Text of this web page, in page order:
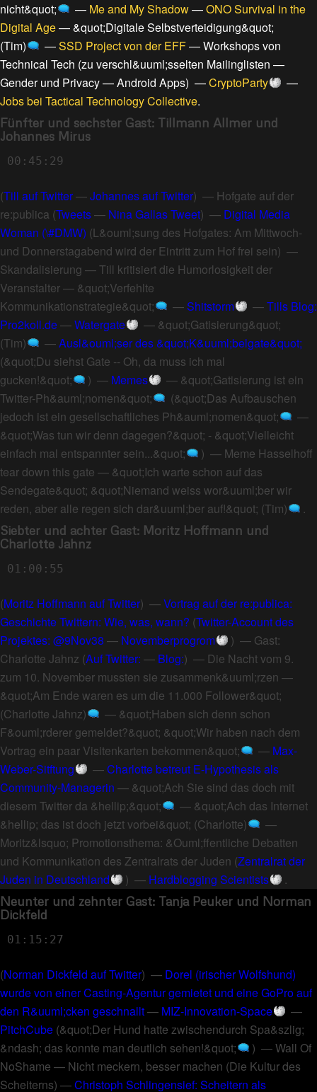
nicht&quot;
— Me and My Shadow—ONO Survival in the
Digital Age—&quot;Digitale Selbstverteidigung&quot;
(Tim)
—SSD Project von der EFF—Workshops von
Technical Tech (zu verschl&uuml;sselten Mailinglisten —
Gender und Privacy—Android Apps) —CryptoParty
—
Jobs bei Tactical Technology Collective.
Fünfter und sechster Gast: Tillmann Allmer und
Johannes Mirus
00:45:29
(Till auf Twitter—Johannes auf Twitter) — Hofgate auf der
re:publica (Tweets— Nina Gallas Tweet) — Digital Media
Woman (\#DMW) (L&ouml;sung des Hofgates: Am Mittwoch-
und Donnerstagabend wird der Eintritt zum Hof frei sein) —
Skandalisierung —Till kritisiert die Humorlosigkeit der
Veranstalter— &quot;Verfehlte
Kommunikationstrategie&quot;
—Shitstorm —Tills Blog:
Pro2koll.de—Watergate — &quot;Gatisierung&quot;
(Tim)
—Ausl&ouml;ser des &quot;K&uuml;belgate&quot;
(&quot;Du siehst Gate -- Oh, da muss ich mal
gucken!&quot;
) — Memes — &quot;Gatisierung ist ein
Twitter-Ph&auml;nomen&quot;
(&quot;Das Aufbauschen
jedoch ist ein gesellschaftliches Ph&auml;nomen&quot;
—
&quot;Was tun wir denn dagegen?&quot; - &quot;Vielleicht
einfach mal entspannter sein...&quot;
) — Meme Hasselhoff
tear down this gate — &quot;Ich warte schon auf das
Sendegate&quot; &quot;Niemand weiss wor&uuml;ber wir
reden, aber alle regen sich dar&uuml;ber auf!&quot; (Tim)
.
Siebter und achter Gast: Moritz Hoffmann und
Charlotte Jahnz
01:00:55
(Moritz Hoffmann auf Twitter) —Vortrag auf der re:publica:
Geschichte Twittern: Wie, was, wann? (Twitter-Account des
Projektes: @9Nov38 — Novemberprogrom ) — Gast:
Charlotte Jahnz (Auf Twitter: — Blog:) — Die Nacht vom 9.
zum 10. November mussten sie zusammenk&uuml;rzen —
&quot;Am Ende waren es um die 11.000 Follower&quot;
(Charlotte Jahnz)
— &quot;Haben sich denn schon
F&ouml;rderer gemeldet?&quot; &quot;Wir haben nach dem
Vortrag ein paar Visitenkarten bekommen&quot;
— Max-
Weber-Sitftung
—Charlotte betreut E-Hypothesis als
Community-Managerin — &quot;Ach Sie sind das doch mit
diesem Twitter da &hellip;&quot;
— &quot;Ach das Internet
&hellip; das ist doch jetzt vorbei&quot; (Charlotte)
—
Moritz&lsquo; Promotionsthema: &Ouml;ffentliche Debatten
und Kommunikation des Zentralrats der Juden (Zentralrat der
Juden in Deutschland
) — Hardblogging Scientists .
Neunter und zehnter Gast: Tanja Peuker und Norman
Dickfeld
01:15:27
(Norman Dickfeld auf Twitter) — Dorel (irischer Wolfshund)
wurde von einer Casting-Agentur gemietet und eine GoPro auf
den R&uuml;cken geschnallt— MIZ-Innovation-Space
—
PitchCube (&quot;Der Hund hatte zwischendurch Spa&szlig;
&ndash; das konnte man deutlich sehen!&quot;
) —Wall Of
NoShame — Nicht meckern, besser machen (Die Kultur des
Scheiterns) —Christoph Schlingensief: Scheitern als